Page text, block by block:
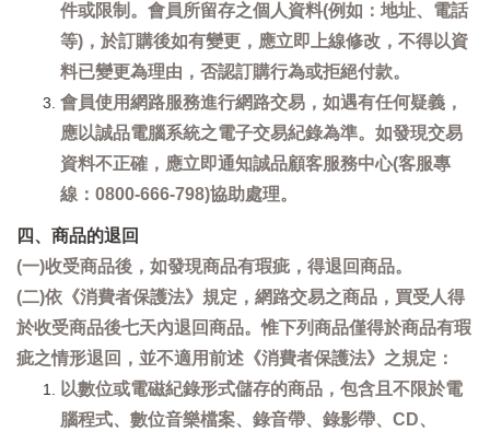
件或限制。會員所留存之個人資料(例如：地址、電話
等)，於訂購後如有變更，應立即上線修改，不得以資
料已變更為理由，否認訂購行為或拒絕付款。
會員使用網路服務進行網路交易，如遇有任何疑義，
應以誠品電腦系統之電子交易紀錄為準。如發現交易
資料不正確，應立即通知誠品顧客服務中心(客服專
線：0800-666-798)協助處理。
四、商品的退回
(一)收受商品後，如發現商品有瑕疵，得退回商品。
(二)依《消費者保護法》規定，網路交易之商品，買受人得
於收受商品後七天內退回商品。惟下列商品僅得於商品有瑕
疵之情形退回，並不適用前述《消費者保護法》之規定：
以數位或電磁紀錄形式儲存的商品，包含且不限於電
腦程式、數位音樂檔案、錄音帶、錄影帶、CD、